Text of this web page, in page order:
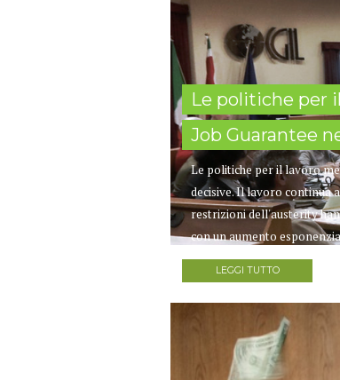
Le politiche per
Job Guarantee
Le politiche per il lavoro
decisive. Il lavoro continua
restrizioni dell'austerity
con un aumento
LEGGI TUTTO